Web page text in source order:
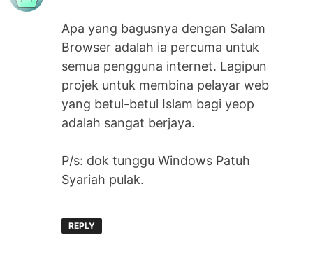
Apa yang bagusnya dengan Salam
Browser adalah ia percuma untuk
semua pengguna internet. Lagipun
projek untuk membina pelayar web
yang betul-betul Islam bagi yeop
adalah sangat berjaya.
P/s: dok tunggu Windows Patuh
Syariah pulak.
REPLY